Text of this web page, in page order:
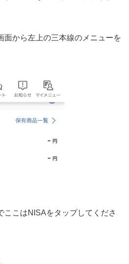
面から左上の三本線のメニューを
ここはNISAをタップしてくださ